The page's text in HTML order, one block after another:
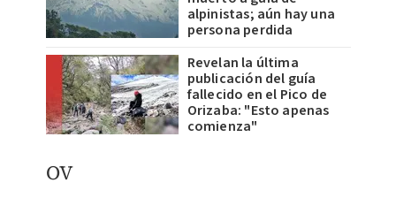
alpinistas; aún hay una
persona perdida
Revelan la última
publicación del guía
fallecido en el Pico de
Orizaba: "Esto apenas
comienza"
OV